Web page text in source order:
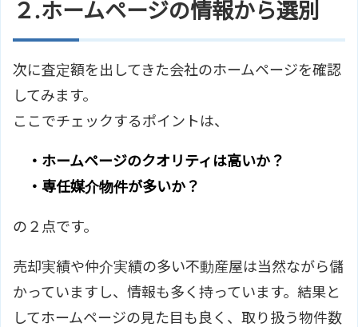
２.ホームページの情報から選別
次に査定額を出してきた会社のホームページを確認
してみます。
ここでチェックするポイントは、
・ホームページのクオリティは高いか？
・専任媒介物件が多いか？
の２点です。
売却実績や仲介実績の多い不動産屋は当然ながら儲
かっていますし、情報も多く持っています。結果と
してホームページの見た目も良く、取り扱う物件数